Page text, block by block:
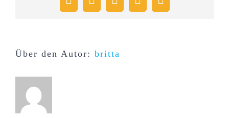
Facebook
X WhatsApp
Pinterest
E-
Über den Autor: britta